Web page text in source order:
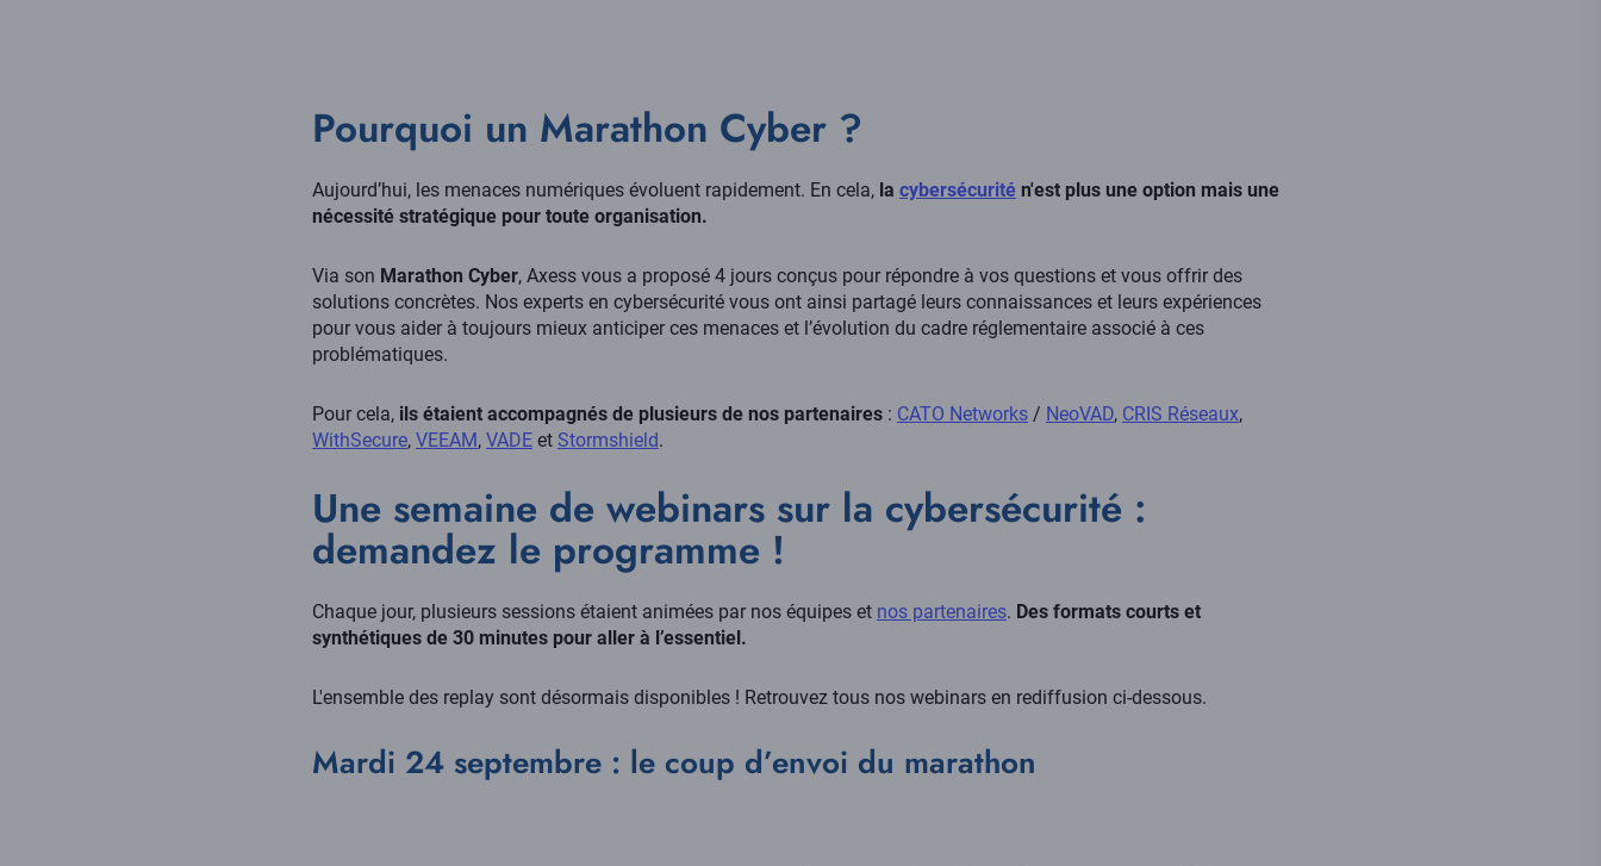
Pourquoi un Marathon Cyber ?
Aujourd’hui, les menaces numériques évoluent rapidement. En cela, la cybersécurité n'est plus une option mais une
nécessité stratégique pour toute organisation.
Via son Marathon Cyber, Axess vous a proposé 4 jours conçus pour répondre à vos questions et vous offrir des
solutions concrètes. Nos experts en cybersécurité vous ont ainsi partagé leurs connaissances et leurs expériences
pour vous aider à toujours mieux anticiper ces menaces et l’évolution du cadre réglementaire associé à ces
problématiques.
Pour cela, ils étaient accompagnés de plusieurs de nos partenaires : CATO Networks / NeoVAD, CRIS Réseaux,
WithSecure, VEEAM, VADE et Stormshield.
Une semaine de webinars sur la cybersécurité :
demandez le programme !
Chaque jour, plusieurs sessions étaient animées par nos équipes et nos partenaires. Des formats courts et
synthétiques de 30 minutes pour aller à l’essentiel.
L'ensemble des replay sont désormais disponibles ! Retrouvez tous nos webinars en rediffusion ci-dessous.
Mardi 24 septembre : le coup d’envoi du marathon